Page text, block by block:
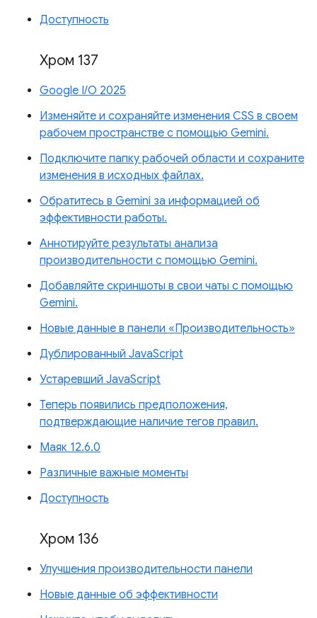
Доступность
Хром 137
Google I/O 2025
Изменяйте и сохраняйте изменения CSS в своем
рабочем пространстве с помощью Gemini.
Подключите папку рабочей области и сохраните
изменения в исходных файлах.
Обратитесь в Gemini за информацией об
эффективности работы.
Аннотируйте результаты анализа
производительности с помощью Gemini.
Добавляйте скриншоты в свои чаты с помощью
Gemini.
Новые данные в панели «Производительность»
Дублированный JavaScript
Устаревший JavaScript
Теперь появились предположения,
подтверждающие наличие тегов правил.
Маяк 12.6.0
Различные важные моменты
Доступность
Хром 136
Улучшения производительности панели
Новые данные об эффективности